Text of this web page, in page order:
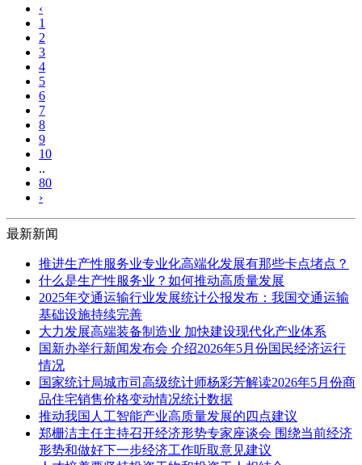
‹
1
2
3
4
5
6
7
8
9
10
..
80
›
最新新闻
推进生产性服务业专业化高端化发展有那些卡点堵点？
什么是生产性服务业？如何推动高质量发展
2025年交通运输行业发展统计公报发布：我国交通运输
基础设施持续完善
大力发展高端装备制造业 加快建设现代化产业体系
国新办举行新闻发布会 介绍2026年5月份国民经济运行
情况
国家统计局城市司高级统计师杨彩芳解读2026年5月份商
品住宅销售价格变动情况统计数据
推动我国人工智能产业高质量发展的四点建议
郑栅洁主任主持召开经济形势专家座谈会 围绕当前经济
形势和做好下一步经济工作听取意见建议